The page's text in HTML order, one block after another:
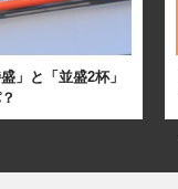
」と「並盛2杯」